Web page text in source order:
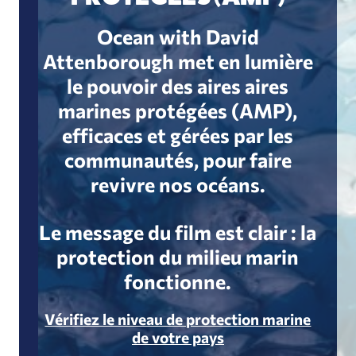
Ocean with David
Attenborough met en lumière
le pouvoir des aires aires
marines protégées (AMP),
efficaces et gérées par les
communautés, pour faire
revivre nos océans.
Le message du film est clair : la
protection du milieu marin
fonctionne.
Vérifiez le niveau de protection marine
de votre pays